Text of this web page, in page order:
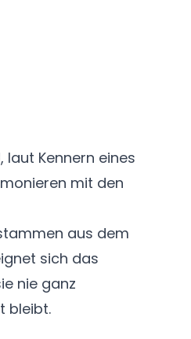
Kennern eines
mit den
aus dem
sich das
nie ganz
bleibt.